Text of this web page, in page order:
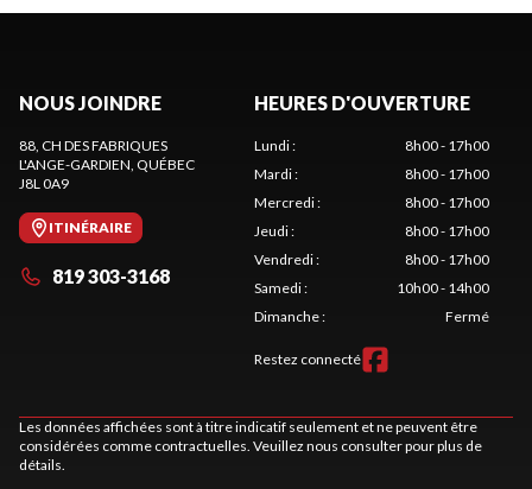
NOUS JOINDRE
88, CH DES FABRIQUES
L'ANGE-GARDIEN, QUÉBEC
J8L 0A9
ITINÉRAIRE
819 303-3168
HEURES D'OUVERTURE
Lundi:
8h00 - 17h00
Mardi:
8h00 - 17h00
Mercredi:
8h00 - 17h00
Jeudi:
8h00 - 17h00
Vendredi:
8h00 - 17h00
Samedi:
10h00 - 14h00
Dimanche: Fermé
Restez connecté
Les données affichées sont à titre indicatif seulement et ne peuvent être
considérées comme contractuelles. Veuillez nous consulter pour plus de
détails.